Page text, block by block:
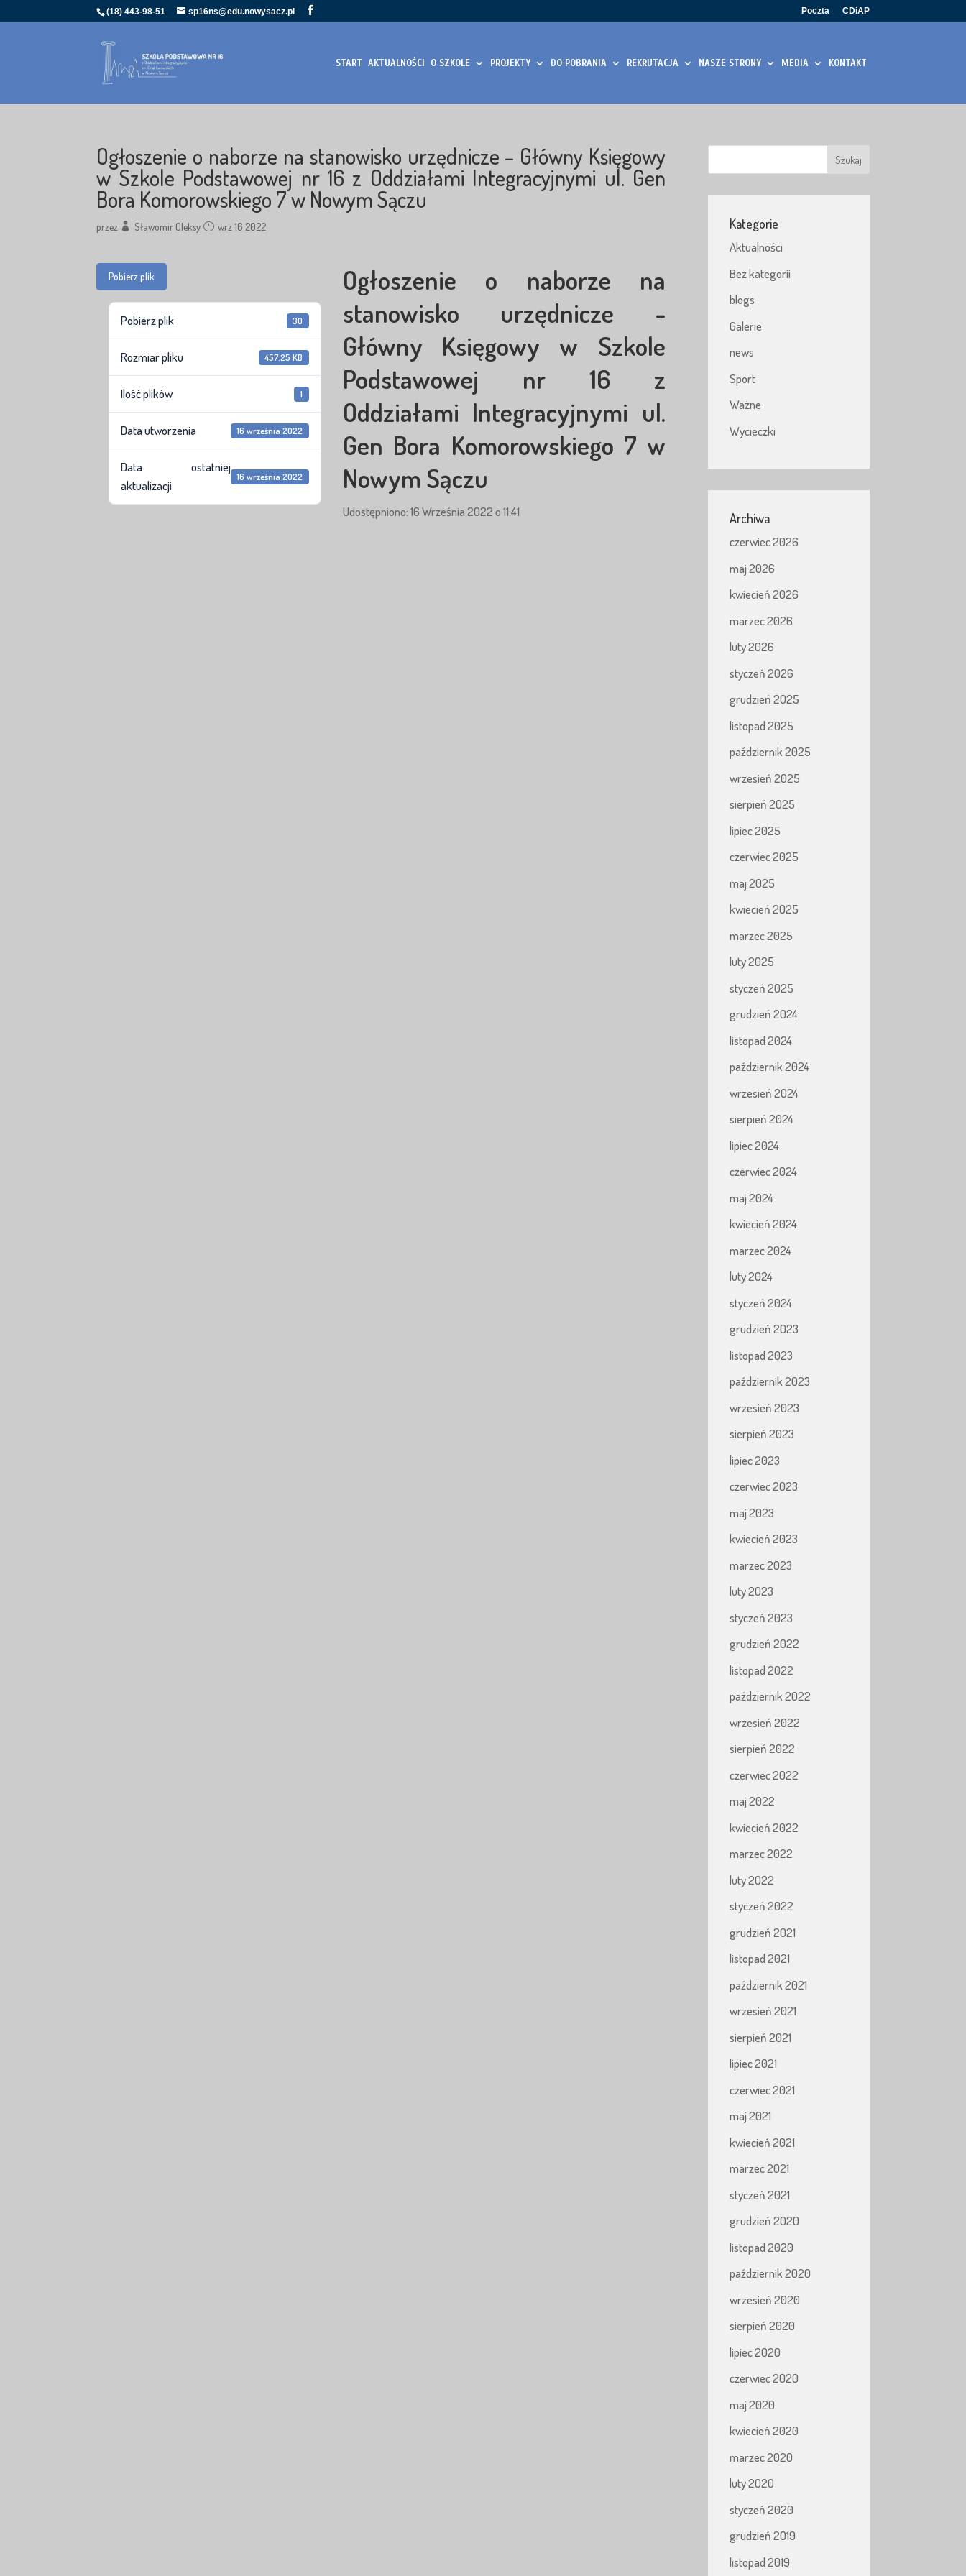
(18) 443-98-51 sp16ns@edu.nowysacz.pl Poczta CDiAP
START AKTUALNOŚCI O SZKOLE PROJEKTY DO POBRANIA REKRUTACJA NASZE STRONY MEDIA KONTAKT
Ogłoszenie o naborze na stanowisko urzędnicze – Główny Księgowy
w Szkole Podstawowej nr 16 z Oddziałami Integracyjnymi ul. Gen
Bora Komorowskiego 7 w Nowym Sączu
przez Sławomir Oleksy wrz 16 2022
Pobierz plik
Pobierz plik 30
Rozmiar pliku 457.25 KB
Ilość plików 1
Data utworzenia 16 września 2022
Data ostatniej
aktualizacji
16 września 2022
Ogłoszenie o naborze na
stanowisko urzędnicze -
Główny Księgowy w Szkole
Podstawowej nr 16 z
Oddziałami Integracyjnymi ul.
Gen Bora Komorowskiego 7 w
Nowym Sączu
Udostępniono: 16 Września 2022 o 11:41
Kategorie
Aktualności
Bez kategorii
blogs
Galerie
news
Sport
Ważne
Wycieczki
Archiwa
czerwiec 2026
maj 2026
kwiecień 2026
marzec 2026
luty 2026
styczeń 2026
grudzień 2025
listopad 2025
październik 2025
wrzesień 2025
sierpień 2025
lipiec 2025
czerwiec 2025
maj 2025
kwiecień 2025
marzec 2025
luty 2025
styczeń 2025
grudzień 2024
listopad 2024
październik 2024
wrzesień 2024
sierpień 2024
lipiec 2024
czerwiec 2024
maj 2024
kwiecień 2024
marzec 2024
luty 2024
styczeń 2024
grudzień 2023
listopad 2023
październik 2023
wrzesień 2023
sierpień 2023
lipiec 2023
czerwiec 2023
maj 2023
kwiecień 2023
marzec 2023
luty 2023
styczeń 2023
grudzień 2022
listopad 2022
październik 2022
wrzesień 2022
sierpień 2022
czerwiec 2022
maj 2022
kwiecień 2022
marzec 2022
luty 2022
styczeń 2022
grudzień 2021
listopad 2021
październik 2021
wrzesień 2021
sierpień 2021
lipiec 2021
czerwiec 2021
maj 2021
kwiecień 2021
marzec 2021
styczeń 2021
grudzień 2020
listopad 2020
październik 2020
wrzesień 2020
sierpień 2020
lipiec 2020
czerwiec 2020
maj 2020
kwiecień 2020
marzec 2020
luty 2020
styczeń 2020
grudzień 2019
listopad 2019